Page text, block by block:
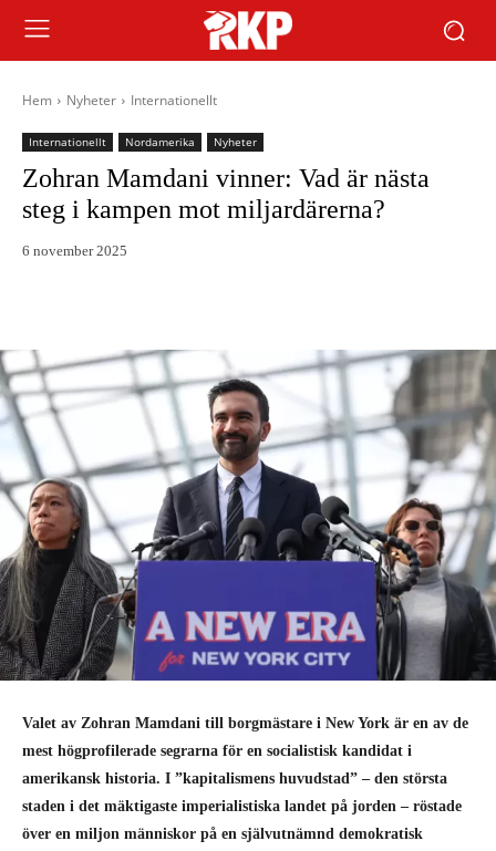
Hem Nyheter Internationellt
Internationellt Nordamerika Nyheter
Zohran Mamdani vinner: Vad är nästa
steg i kampen mot miljardärerna?
6 november 2025
Valet av Zohran Mamdani till borgmästare i New York är en av de
mest högprofilerade segrarna för en socialistisk kandidat i
amerikansk historia. I ”kapitalismens huvudstad” – den största
staden i det mäktigaste imperialistiska landet på jorden – röstade
över en miljon människor på en självutnämnd demokratisk